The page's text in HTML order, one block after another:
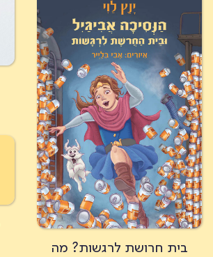
בית חרושת לרגשות? מה